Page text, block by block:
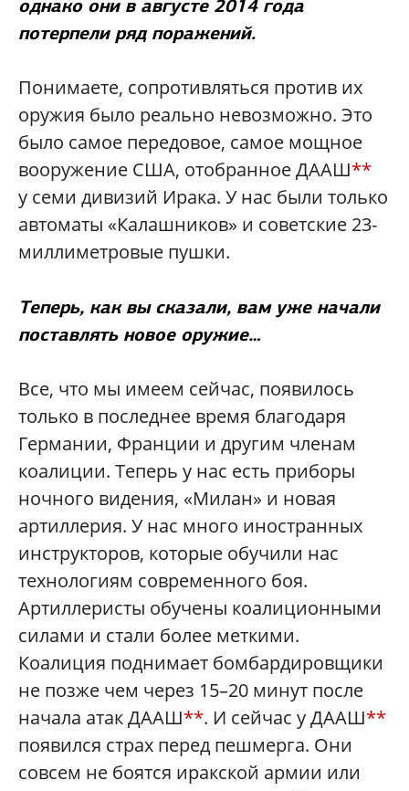
однако они в августе 2014 года
потерпели ряд поражений.
Понимаете, сопротивляться против их
оружия было реально невозможно. Это
было самое передовое, самое мощное
вооружение США, отобранное ДААШ**
у семи дивизий Ирака. У нас были только
автоматы «Калашников» и советские 23-
миллиметровые пушки.
Теперь, как вы сказали, вам уже начали
поставлять новое оружие…
Все, что мы имеем сейчас, появилось
только в последнее время благодаря
Германии, Франции и другим членам
коалиции. Теперь у нас есть приборы
ночного видения, «Милан» и новая
артиллерия. У нас много иностранных
инструкторов, которые обучили нас
технологиям современного боя.
Артиллеристы обучены коалиционными
силами и стали более меткими.
Коалиция поднимает бомбардировщики
не позже чем через 15–20 минут после
начала атак ДААШ**. И сейчас у ДААШ**
появился страх перед пешмерга. Они
совсем не боятся иракской армии или